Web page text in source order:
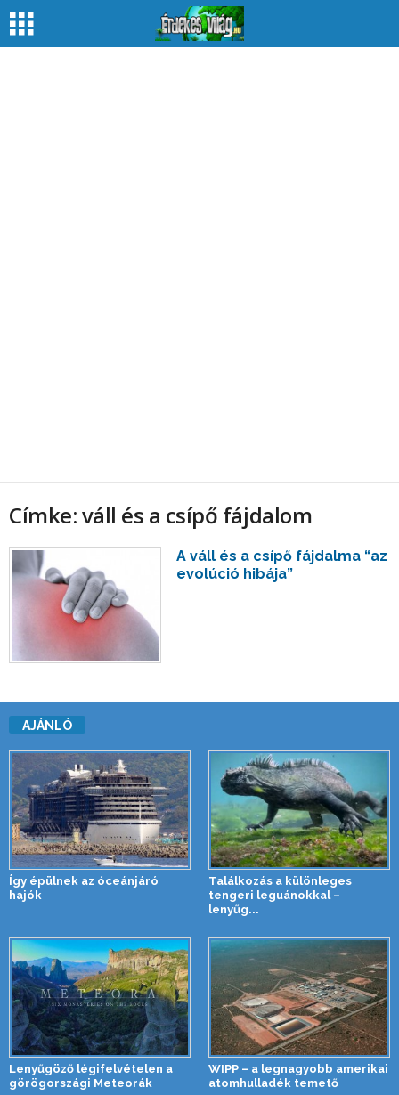
Címke: váll és a csípő fájdalom
A váll és a csípő fájdalma “az
evolúció hibája”
AJÁNLÓ
Így épülnek az óceánjáró
hajók
Találkozás a különleges
tengeri leguánokkal –
lenyűg...
Lenyűgöző légifelvételen a
görögországi Meteorák
WIPP – a legnagyobb amerikai
atomhulladék temető